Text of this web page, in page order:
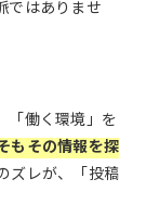
ではありませ
「働く環境」を
もその情報を探
ズレが、「投稿